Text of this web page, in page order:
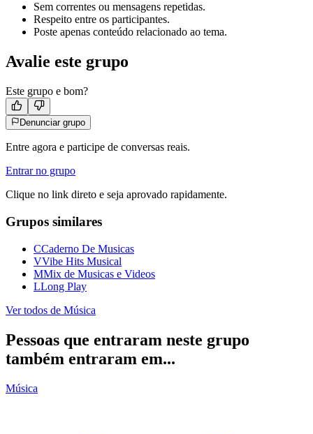
Sem correntes ou mensagens repetidas.
Respeito entre os participantes.
Poste apenas conteúdo relacionado ao tema.
Avalie este grupo
Este grupo e bom?
Denunciar grupo
Entre agora e participe de conversas reais.
Entrar no grupo
Clique no link direto e seja aprovado rapidamente.
Grupos similares
CCaderno De Musicas
VVibe Hits Musical
MMix de Musicas e Videos
LLong Play
Ver todos de Música
Pessoas que entraram neste grupo
também entraram em...
Música